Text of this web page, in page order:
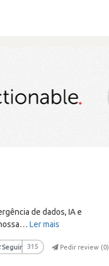
de dados, IA e
… Ler mais
Seguir 315 Pedir review (0)